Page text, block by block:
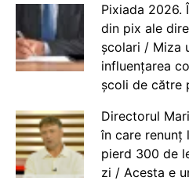
Pixiada 2026.
din pix ale
școlari / Miza
influențarea
școli de către
Directorul
în care renunț
pierd 300 de
zi / Acesta e